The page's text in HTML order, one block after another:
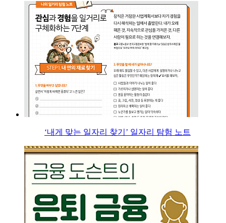
‘내게 맞는 일자리 찾기’ 일자리 탐험 노트